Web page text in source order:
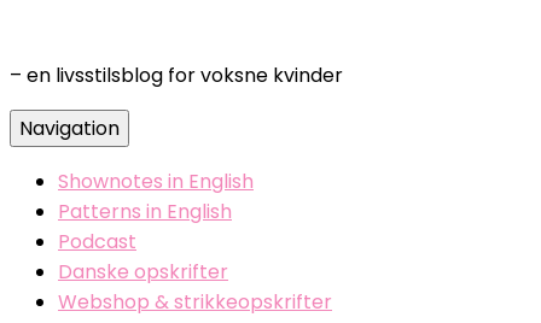
– en livsstilsblog for voksne kvinder
Navigation
Shownotes in English
Patterns in English
Podcast
Danske opskrifter
Webshop & strikkeopskrifter